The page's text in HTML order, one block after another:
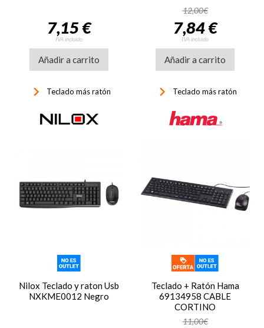
7,15 €
IVA incluido
Añadir a carrito
keyboard_arrow_right Teclado más ratón
12,00€
7,84 €
IVA incluido
Añadir a carrito
keyboard_arrow_right Teclado más ratón
Nilox Teclado y raton Usb
NXKME0012 Negro
Teclado + Ratón Hama
69134958 CABLE
CORTINO
11,00€